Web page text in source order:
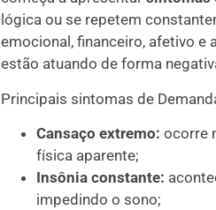
lógica ou se repetem
emocional, financeiro, afetivo e
estão atuando de forma
Principais sintomas de
Cansaço extremo: ocorre
física aparente;
Insônia constante:
impedindo o sono;